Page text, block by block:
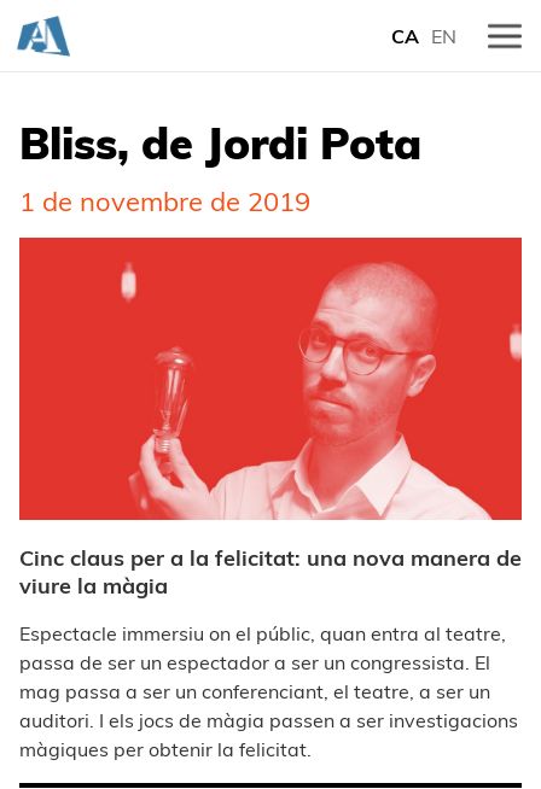
CA EN
Bliss, de Jordi Pota
1 de novembre de 2019
Cinc claus per a la felicitat: una nova manera de
viure la màgia
Espectacle immersiu on el públic, quan entra al teatre,
passa de ser un espectador a ser un congressista. El
mag passa a ser un conferenciant, el teatre, a ser un
auditori. I els jocs de màgia passen a ser investigacions
màgiques per obtenir la felicitat.